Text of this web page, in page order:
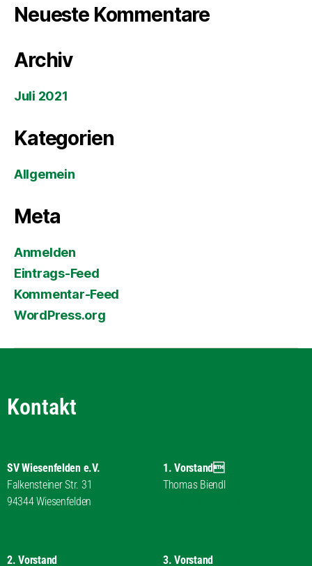
Neueste Kommentare
Archiv
Juli 2021
Kategorien
Allgemein
Meta
Anmelden
Eintrags-Feed
Kommentar-Feed
WordPress.org
Kontakt
SV Wiesenfelden e.V.
Falkensteiner Str. 31
94344 Wiesenfelden
1. Vorstand
Thomas Biendl
2. Vorstand 3. Vorstand